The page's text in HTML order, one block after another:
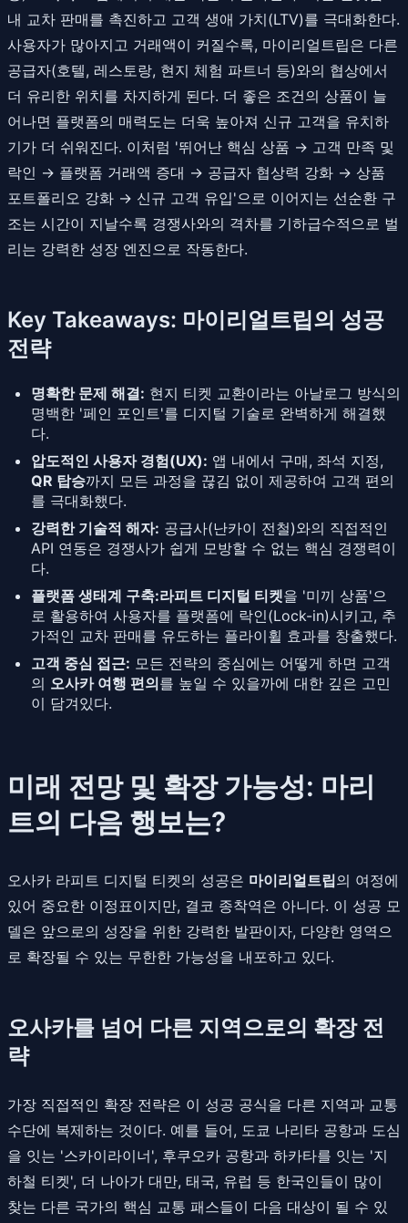
내 교차 판매를 촉진하고 고객 생애 가치(LTV)를 극대화한다.
사용자가 많아지고 거래액이 커질수록, 마이리얼트립은 다른
공급자(호텔, 레스토랑, 현지 체험 파트너 등)와의 협상에서
더 유리한 위치를 차지하게 된다. 더 좋은 조건의 상품이 늘
어나면 플랫폼의 매력도는 더욱 높아져 신규 고객을 유치하
기가 더 쉬워진다. 이처럼 '뛰어난 핵심 상품 → 고객 만족 및
락인 → 플랫폼 거래액 증대 → 공급자 협상력 강화 → 상품
포트폴리오 강화 → 신규 고객 유입'으로 이어지는 선순환 구
조는 시간이 지날수록 경쟁사와의 격차를 기하급수적으로 벌
리는 강력한 성장 엔진으로 작동한다.
Key Takeaways: 마이리얼트립의 성공
전략
명확한 문제 해결: 현지 티켓 교환이라는 아날로그 방식의
명백한 '페인 포인트'를 디지털 기술로 완벽하게 해결했
다.
압도적인 사용자 경험(UX): 앱 내에서 구매, 좌석 지정,
QR 탑승까지 모든 과정을 끊김 없이 제공하여 고객 편의
를 극대화했다.
강력한 기술적 해자: 공급사(난카이 전철)와의 직접적인
API 연동은 경쟁사가 쉽게 모방할 수 없는 핵심 경쟁력이
다.
플랫폼 생태계 구축:라피트 디지털 티켓을 '미끼 상품'으
로 활용하여 사용자를 플랫폼에 락인(Lock-in)시키고, 추
가적인 교차 판매를 유도하는 플라이휠 효과를 창출했다.
고객 중심 접근: 모든 전략의 중심에는 어떻게 하면 고객
의 오사카 여행 편의를 높일 수 있을까에 대한 깊은 고민
이 담겨있다.
미래 전망 및 확장 가능성: 마리
트의 다음 행보는?
오사카 라피트 디지털 티켓의 성공은 마이리얼트립의 여정에
있어 중요한 이정표이지만, 결코 종착역은 아니다. 이 성공 모
델은 앞으로의 성장을 위한 강력한 발판이자, 다양한 영역으
로 확장될 수 있는 무한한 가능성을 내포하고 있다.
오사카를 넘어 다른 지역으로의 확장 전
략
가장 직접적인 확장 전략은 이 성공 공식을 다른 지역과 교통
수단에 복제하는 것이다. 예를 들어, 도쿄 나리타 공항과 도심
을 잇는 '스카이라이너', 후쿠오카 공항과 하카타를 잇는 '지
하철 티켓', 더 나아가 대만, 태국, 유럽 등 한국인들이 많이
찾는 다른 국가의 핵심 교통 패스들이 다음 대상이 될 수 있